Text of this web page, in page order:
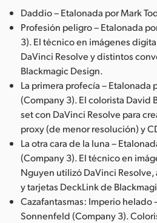
Daddio – Etalonada por Mark
Profesión peligro – Etalonada
3). El técnico en imágenes
DaVinci Resolve y distintos
Blackmagic Design.
La primera profecía – Etalonada
(Company 3). El colorista David
set con DaVinci Resolve para
proxy (de menor resolución) y
La otra cara de la luna –
(Company 3). El técnico en
Nguyen utilizó DaVinci
y tarjetas DeckLink de
Cazafantasmas: Imperio helado
Sonnenfeld (Company 3).